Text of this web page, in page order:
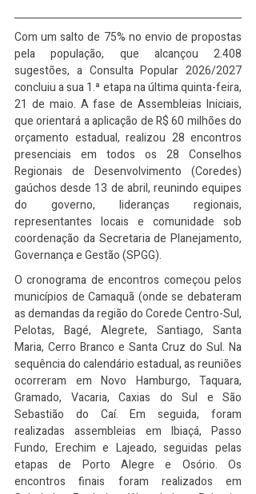
Com um salto de 75% no envio de propostas
pela população, que alcançou 2.408
sugestões, a Consulta Popular 2026/2027
concluiu a sua 1.ª etapa na última quinta-feira,
21 de maio. A fase de Assembleias Iniciais,
que orientará a aplicação de R$ 60 milhões do
orçamento estadual, realizou 28 encontros
presenciais em todos os 28 Conselhos
Regionais de Desenvolvimento (Coredes)
gaúchos desde 13 de abril, reunindo equipes
do governo, lideranças regionais,
representantes locais e comunidade sob
coordenação da Secretaria de Planejamento,
Governança e Gestão (SPGG).
O cronograma de encontros começou pelos
municípios de Camaquã (onde se debateram
as demandas da região do Corede Centro-Sul,
Pelotas, Bagé, Alegrete, Santiago, Santa
Maria, Cerro Branco e Santa Cruz do Sul. Na
sequência do calendário estadual, as reuniões
ocorreram em Novo Hamburgo, Taquara,
Gramado, Vacaria, Caxias do Sul e São
Sebastião do Caí. Em seguida, foram
realizadas assembleias em Ibiaçá, Passo
Fundo, Erechim e Lajeado, seguidas pelas
etapas de Porto Alegre e Osório. Os
encontros finais foram realizados em